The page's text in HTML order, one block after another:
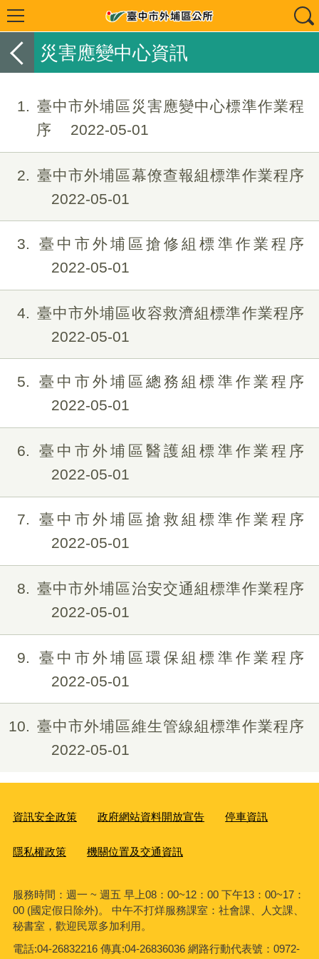
災害應變中心資訊
1
臺中市外埔區災害應變中心標準作業程
序
2022-05-01
2
臺中市外埔區幕僚查報組標準作業程序
2022-05-01
3
臺中市外埔區搶修組標準作業程序
2022-05-01
4
臺中市外埔區收容救濟組標準作業程序
2022-05-01
5
臺中市外埔區總務組標準作業程序
2022-05-01
6
臺中市外埔區醫護組標準作業程序
2022-05-01
7
臺中市外埔區搶救組標準作業程序
2022-05-01
8
臺中市外埔區治安交通組標準作業程序
2022-05-01
9
臺中市外埔區環保組標準作業程序
2022-05-01
10
臺中市外埔區維生管線組標準作業程序
2022-05-01
資訊安全政策 政府網站資料開放宣告 停車資訊
隱私權政策 機關位置及交通資訊
服務時間：週一 ~ 週五 早上08：00~12：00 下午13：00~17：
00 (國定假日除外)。 中午不打烊服務課室：社會課、人文課、
秘書室，歡迎民眾多加利用。
電話:04-26832216 傳真:04-26836036 網路行動代表號：0972-